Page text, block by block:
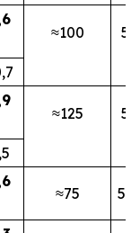
≈100
≈125
≈75